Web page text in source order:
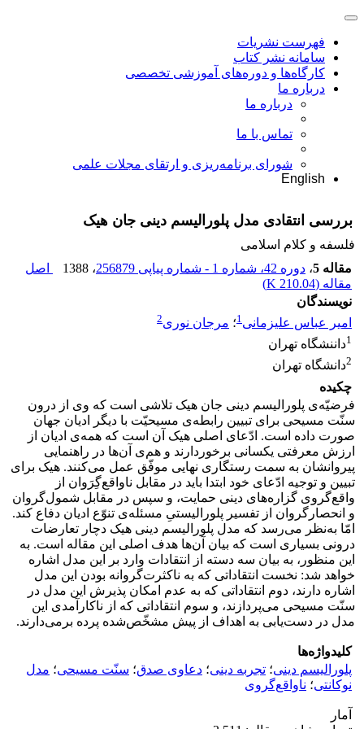
فهرست نشریات
سامانه نشر کتاب
کارگاه‌ها و دوره‌های آموزشی تخصصی
درباره ما
درباره ما
تماس با ما
شورای برنامه‌ریزی و ارتقای مجلات علمی
English
بررسی انتقادی مدل پلورالیسم دینی جان هیک
فلسفه و کلام اسلامی
مقاله 5
، دوره 42، شماره 1 - شماره پیاپی 256879 ، 1388
اصل
مقاله (210.04 K
)
نویسندگان
امیر عباس علیزمانی1؛ مرجان نوری2
1داننشگاه تهران
2دانشگاه تهران
چکیده
فرضیّه‌ی پلورالیسم دینی جان هیک تلاشی است که وی از درون
سنّت مسیحی برای تبیین رابطه‌ی مسیحیّت با دیگر ادیان جهان
صورت داده است. ادّعای اصلی هیک آن است که همه‌ی ادیان از
ارزش معرفتی یکسانی برخوردارند و هم‌ی آن‌ها در راهنمایی
پیروانشان به سمت رستگاری نهایی موفّق عمل می‌کنند. هیک برای
تبیین و توجیه ادّعای خود ابتدا باید در مقابل ناواقع‌گِرَوان از
واقع‌گروی گزاره‌های دینی حمایت، و سپس در مقابل شمول‌گروان
و انحصارگروان از تفسیر پلورالیستیِ مسئله‌ی تنوّع ادیان دفاع کند.
امّا به‌نظر می‌رسد که مدل پلورالیسم دینی هیک دچار تعارضات
درونی بسیاری است که بیان آن‌ها هدف اصلی این مقاله است. به
این منظور، به بیان سه دسته از انتقادات وارد بر این مدل اشاره
خواهد شد: نخست انتقاداتی که به ناکثرت‌‌گروانه بودن این مدل
اشاره دارند، دوم انتقاداتی که به عدم امکان پذیرش این مدل در
سنّت مسیحی می‌پردازند، و سوم انتقاداتی که از ناکارآمدی این
مدل در دست‌یابی به اهداف از پیش مشخّص‌شده پرده‌ برمی‌دارند.
کلیدواژه‌ها
پلورالیسم دینی؛ تجربه دینی؛ دعاوی صدق؛ سنّت مسیحی؛ مدل
نوکانتی؛ ناواقع‌گروی
آمار